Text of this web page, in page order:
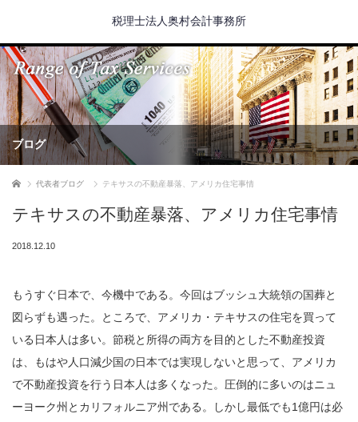
税理士法人奥村会計事務所
ブログ
ホーム 代表者ブログ テキサスの不動産暴落、アメリカ住宅事情
テキサスの不動産暴落、アメリカ住宅事情
2018.12.10
もうすぐ日本で、今機中である。今回はブッシュ大統領の国葬と
図らずも遇った。ところで、アメリカ・テキサスの住宅を買って
いる日本人は多い。節税と所得の両方を目的とした不動産投資
は、もはや人口減少国の日本では実現しないと思って、アメリカ
で不動産投資を行う日本人は多くなった。圧倒的に多いのはニュ
ーヨーク州とカリフォルニア州である。しかし最低でも1億円は必